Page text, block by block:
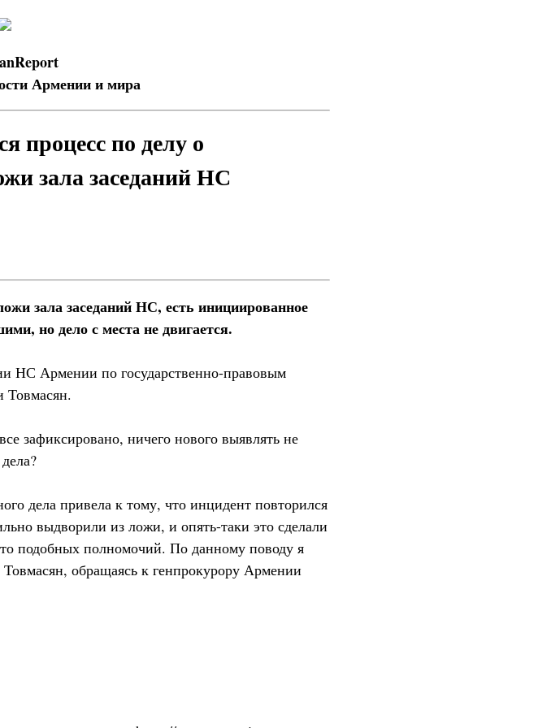
Армении и мира
процесс по делу о
зала заседаний НС
зала заседаний НС, есть инициированное
но дело с места не двигается.
НС Армении по государственно-правовым
Товмасян.
зафиксировано, ничего нового выявлять не
дела привела к тому, что инцидент повторился
выдворили из ложи, и опять-таки это сделали
подобных полномочий. По данному поводу я
обращаясь к генпрокурору Армении